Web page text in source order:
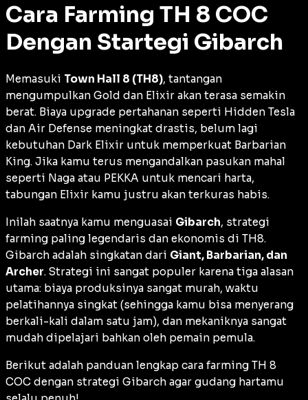
Cara Farming TH 8 COC
Dengan Startegi Gibarch
Memasuki Town Hall 8 (TH8), tantangan
mengumpulkan Gold dan Elixir akan terasa semakin
berat. Biaya upgrade pertahanan seperti Hidden Tesla
dan Air Defense meningkat drastis, belum lagi
kebutuhan Dark Elixir untuk memperkuat Barbarian
King. Jika kamu terus mengandalkan pasukan mahal
seperti Naga atau PEKKA untuk mencari harta,
tabungan Elixir kamu justru akan terkuras habis.
Inilah saatnya kamu menguasai Gibarch, strategi
farming paling legendaris dan ekonomis di TH8.
Gibarch adalah singkatan dari Giant, Barbarian, dan
Archer. Strategi ini sangat populer karena tiga alasan
utama: biaya produksinya sangat murah, waktu
pelatihannya singkat (sehingga kamu bisa menyerang
berkali-kali dalam satu jam), dan mekaniknya sangat
mudah dipelajari bahkan oleh pemain pemula.
Berikut adalah panduan lengkap cara farming TH 8
COC dengan strategi Gibarch agar gudang hartamu